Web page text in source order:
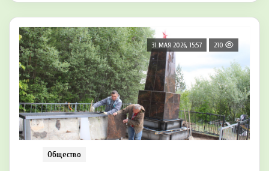
31 МАЯ 2026, 15:57 210
Общество